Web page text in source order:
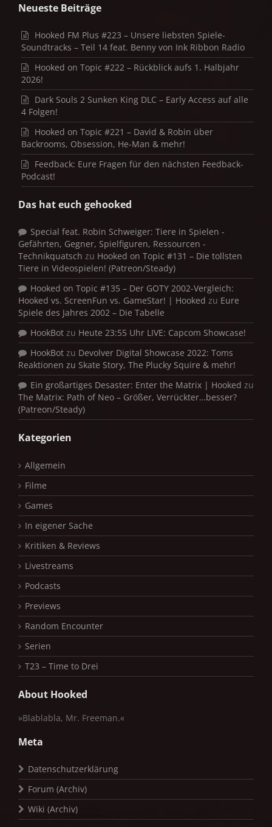
Neueste Beiträge
Hooked FM Plus #223 – Unsere liebsten Spiele-
Soundtracks – Teil 14 feat. Benny von Ink Ribbon Radio
Hooked on Topic #222 – Rückblick aufs 1. Halbjahr
2026!
Dark Souls 2 Sunken King DLC – Early Access auf alle
4 Folgen!
Hooked on Topic #221 – David & Robin über
Backrooms, Obsession, He-Man & mehr!
Feedback: Eure Fragen für den nächsten Feedback-
Podcast!
Das hat euch gehooked
Special feat. Robin Schweiger: Tiere in Spielen -
Gefährten, Gegner, Spielfiguren, Ressourcen -
Technikquatsch zu Hooked on Topic #131 – Die tollsten
Tiere in Videospielen! (Patreon/Steady)
Hooked on Topic #135 – Der GOTY 2002-Vergleich:
Hooked vs. ScreenFun vs. GameStar! | Hooked zu Eure
Spiele des Jahres 2002 – Die Tabelle
HookBot zu Heute 23:55 Uhr LIVE: Capcom Showcase!
HookBot zu Devolver Digital Showcase 2022: Toms
Reaktionen zu Skate Story, The Plucky Squire & mehr!
Ein großartiges Desaster: Enter the Matrix | Hooked zu
The Matrix: Path of Neo – Größer, Verrückter…besser?
(Patreon/Steady)
Kategorien
Allgemein
Filme
Games
In eigener Sache
Kritiken & Reviews
Livestreams
Podcasts
Previews
Random Encounter
Serien
T23 – Time to Drei
About Hooked
»Blablabla, Mr. Freeman.«
Meta
Datenschutzerklärung
Forum (Archiv)
Wiki (Archiv)